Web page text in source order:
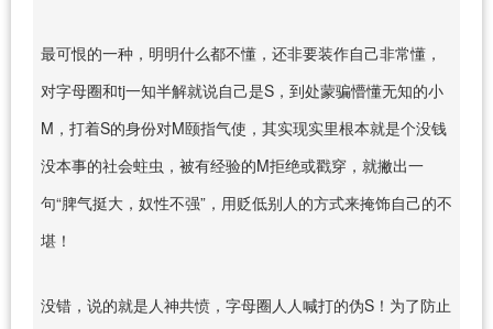
最可恨的一种，明明什么都不懂，还非要装作自己非常懂，
对字母圈和tj一知半解就说自己是S，到处蒙骗懵懂无知的小
M，打着S的身份对M颐指气使，其实现实里根本就是个没钱
没本事的社会蛀虫，被有经验的M拒绝或戳穿，就撇出一
句“脾气挺大，奴性不强”，用贬低别人的方式来掩饰自己的不
堪！
没错，说的就是人神共愤，字母圈人人喊打的伪S！为了防止